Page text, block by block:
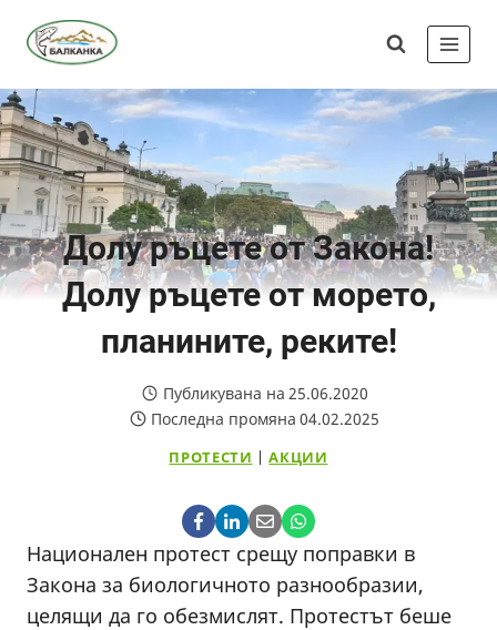
Долу ръцете от Закона!
Долу ръцете от морето,
планините, реките!
Публикувана на 25.06.2020
Последна промяна 04.02.2025
ПРОТЕСТИ |АКЦИИ
Национален протест срещу поправки в
Закона за биологичното разнообразии,
целящи да го обезмислят. Протестът беше